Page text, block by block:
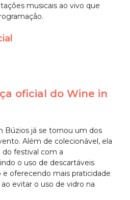
musicais ao vivo que
oficial do Wine in
Búzios já se tornou um dos
Além de colecionável, ela
festival com a
o uso de descartáveis
oferecendo mais praticidade
evitar o uso de vidro na